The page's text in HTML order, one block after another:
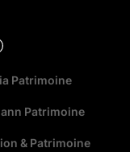
Patrimoine
Patrimoine
& Patrimoine